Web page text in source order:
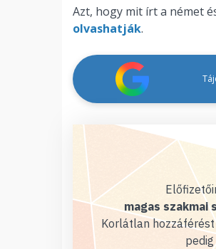
Azt, hogy mit írt a német
olvashatják.
magas szakmai
Korlátlan